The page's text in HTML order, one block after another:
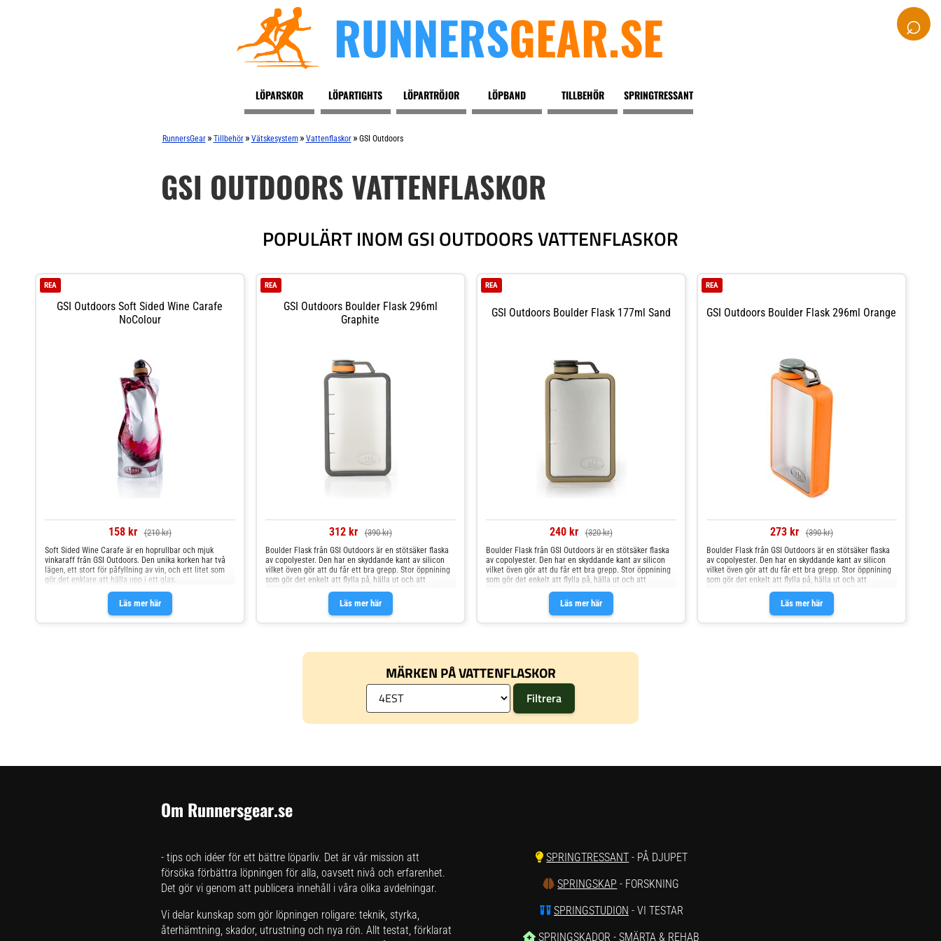
RUNNERSGEAR.SE ⌕
LÖPARSKOR LÖPARTIGHTS LÖPARTRÖJOR LÖPBAND TILLBEHÖR SPRINGTRESSANT
RunnersGear » Tillbehör » Vätskesystem » Vattenflaskor » GSI Outdoors
GSI OUTDOORS VATTENFLASKOR
POPULÄRT INOM GSI OUTDOORS VATTENFLASKOR
GSI Outdoors Soft Sided Wine Carafe
NoColour
REA
158 kr (210 kr)
Läs mer här
Soft Sided Wine Carafe är en hoprullbar och mjuk
vinkaraff från GSI Outdoors. Den unika korken har två
lägen, ett stort för påfyllning av vin, och ett litet som
gör det enklare att hälla upp i ett glas.
GSI Outdoors Boulder Flask 296ml
Graphite
REA
312 kr (390 kr)
Läs mer här
Boulder Flask från GSI Outdoors är en stötsäker flaska
av copolyester. Den har en skyddande kant av silicon
vilket öven gör att du får ett bra grepp. Stor öppnining
som gör det enkelt att flylla på, hälla ut och att
GSI Outdoors Boulder Flask 177ml Sand
REA
240 kr (320 kr)
Läs mer här
Boulder Flask från GSI Outdoors är en stötsäker flaska
av copolyester. Den har en skyddande kant av silicon
vilket öven gör att du får ett bra grepp. Stor öppnining
som gör det enkelt att flylla på, hälla ut och att
GSI Outdoors Boulder Flask 296ml Orange
REA
273 kr (390 kr)
Läs mer här
Boulder Flask från GSI Outdoors är en stötsäker flaska
av copolyester. Den har en skyddande kant av silicon
vilket öven gör att du får ett bra grepp. Stor öppnining
som gör det enkelt att flylla på, hälla ut och att
MÄRKEN PÅ VATTENFLASKOR
Om Runnersgear.se
- tips och idéer för ett bättre löparliv. Det är vår mission att
försöka förbättra löpningen för alla, oavsett nivå och erfarenhet.
Det gör vi genom att publicera innehåll i våra olika avdelningar.
Vi delar kunskap som gör löpningen roligare: teknik, styrka,
återhämtning, skador, utrustning och nya rön. Allt testat, förklarat
SPRINGTRESSANT - PÅ DJUPET
SPRINGSKAP - FORSKNING
SPRINGSTUDION - VI TESTAR
SPRINGSKADOR - SMÄRTA & REHAB